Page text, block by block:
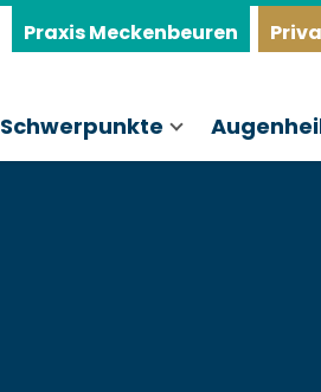
Praxis Meckenbeuren
Schwerpunkte